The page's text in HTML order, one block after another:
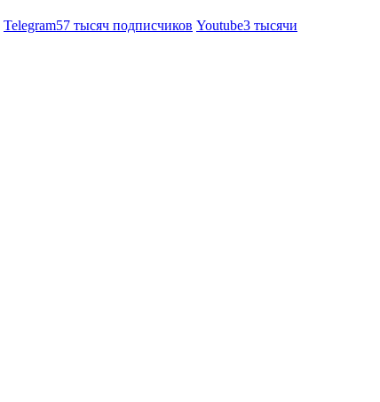
Telegram57 тысяч подписчиков Youtube3 тысячи